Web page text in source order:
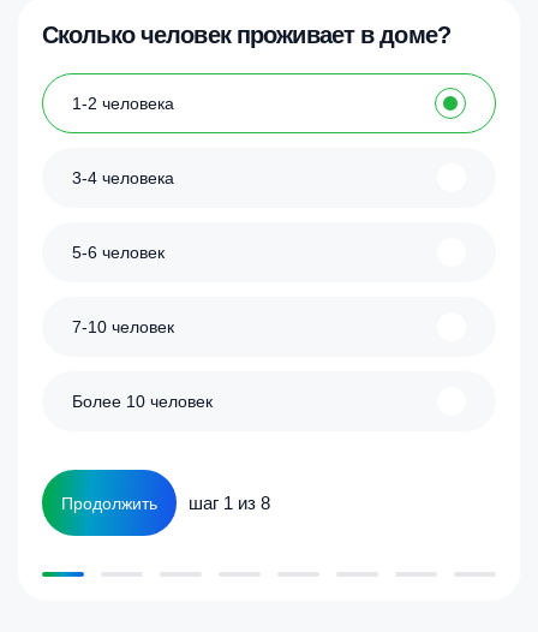
Сколько человек проживает в доме?
1-2 человека
3-4 человека
5-6 человек
7-10 человек
Более 10 человек
Продолжить шаг 1 из 8